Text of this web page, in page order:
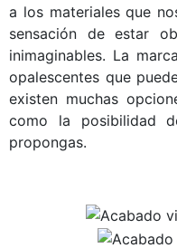
a los materiales que
sensación de estar
inimaginables. La
opalescentes que
existen muchas
como la posibilidad
propongas.